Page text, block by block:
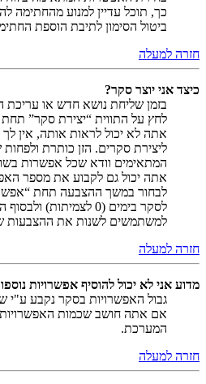
כך, תוכל עדיין למנוע מהחתימה
ביטול הסימון לתיבת הוספת
חזרה למעלה
כיצד אני יוצר סקר?
בזמן שליחת נושא חדש או
לחץ על התווית “יצירת סקר”
אתה לא יכול לראות אותה, אין
ליצירת סקרים. הזן כותרת
המתאימים וודא שכל אפשרות
אתה יכול גם לקבוע את מספר
לבחור במשך ההצבעה תחת
לסקר בימים (0
למשתמשים לשנות את ההצבעות
חזרה למעלה
מדוע אני לא יכול להוסיף אפשרויות
גבול האפשרויות בסקר נקבע ע"י
אם אתה חושב שכמות
המערכת.
חזרה למעלה